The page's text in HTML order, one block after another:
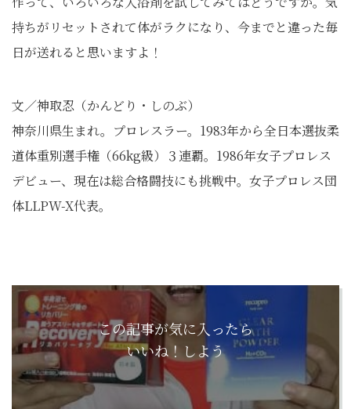
持ちがリセットされて体がラクになり、今までと違った毎
日が送れると思いますよ！
文／神取忍（かんどり・しのぶ）
神奈川県生まれ。プロレスラー。1983年から全日本選抜柔
道体重別選手権（66kg級）３連覇。1986年女子プロレス
デビュー、現在は総合格闘技にも挑戦中。女子プロレス団
体LLPW-X代表。
この記事が気に入ったら
いいね！しよう